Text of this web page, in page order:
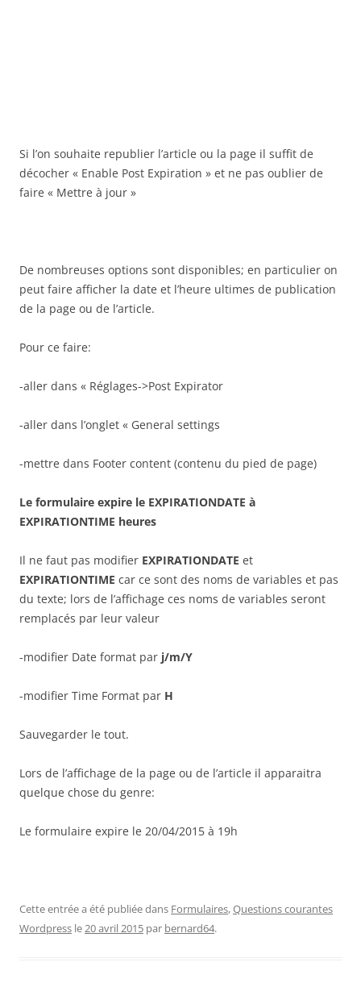
Si l’on souhaite republier l’article ou la page il suffit de
décocher « Enable Post Expiration » et ne pas oublier de
faire « Mettre à jour »
De nombreuses options sont disponibles; en particulier on
peut faire afficher la date et l’heure ultimes de publication
de la page ou de l’article.
Pour ce faire:
-aller dans « Réglages->Post Expirator
-aller dans l’onglet « General settings
-mettre dans Footer content (contenu du pied de page)
Le formulaire expire le EXPIRATIONDATE à
EXPIRATIONTIME heures
Il ne faut pas modifier EXPIRATIONDATE et
EXPIRATIONTIME car ce sont des noms de variables et pas
du texte; lors de l’affichage ces noms de variables seront
remplacés par leur valeur
-modifier Date format par j/m/Y
-modifier Time Format par H
Sauvegarder le tout.
Lors de l’affichage de la page ou de l’article il apparaitra
quelque chose du genre:
Le formulaire expire le 20/04/2015 à 19h
Cette entrée a été publiée dans Formulaires,Questions courantes
Wordpress le20 avril 2015 par bernard64.